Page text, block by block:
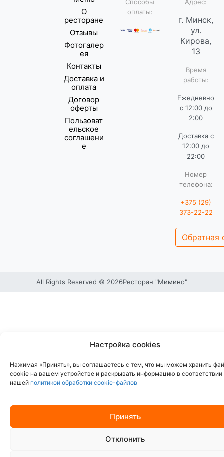
Настройка cookies
Нажимая «Принять», вы соглашаетесь с тем, что мы можем хранить
cookie на вашем устройстве и раскрывать информацию в соответствии
нашей политикой обработки cookie-файлов
Принять
Отклонить
О
ресторане
Отзывы
Фотогалер
ея
Контакты
Доставка и
оплата
Договор
оферты
Пользоват
ельское
соглашени
е
оплаты:
г. Минск,
ул.
Кирова,
13
Время
работы:
Ежедневно
с 12:00 до
2:00
Доставка с
12:00 до
22:00
Номер
телефона:
+375 (29)
373-22-22
Обратная
All Rights Reserved © 2026Ресторан "Мимино"